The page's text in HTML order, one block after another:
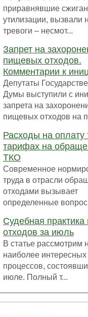
приравнявшие
утилизации, вызвали
тревоги – несмот...
Запрет на
пищевых отходов.
Комментарии к
Депутаты
Думы выступили с
запрета на
пищевых отходов на
Расходы на оплату
тарифах на
ТКО
Современное
труда в отрасли
отходами вызывает
определенные
Судебная
отходов за июль
В статье рассмотрим
наиболее
процессов,
июле. Полный т...